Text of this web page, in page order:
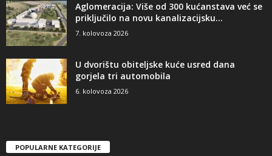
Aglomeracija: Više od 300 kućanstava već se
priključilo na novu kanalizacijsku...
7. kolovoza 2026
U dvorištu obiteljske kuće usred dana
gorjela tri automobila
6. kolovoza 2026
POPULARNE KATEGORIJE